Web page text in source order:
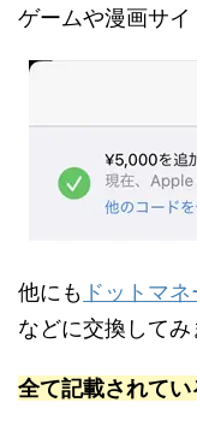
ゲームや漫画サイ
他にも ドットマネ
などに交換してみ
全て記載されてい